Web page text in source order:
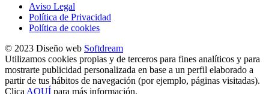
Aviso Legal
Política de Privacidad
Política de cookies
© 2023 Diseño web Softdream
Utilizamos cookies propias y de terceros para fines analíticos y para
mostrarte publicidad personalizada en base a un perfil elaborado a
partir de tus hábitos de navegación (por ejemplo, páginas visitadas).
Clica AQUÍ para más información.